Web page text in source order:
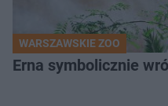
WARSZAWSKIE ZOO
Erna symbolicznie